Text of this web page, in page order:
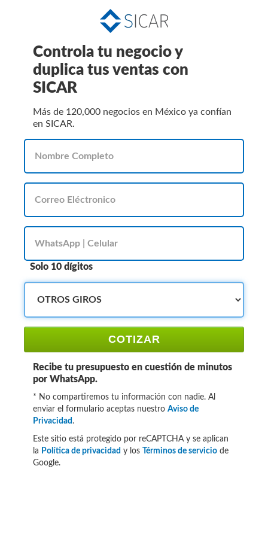
Controla tu negocio y
duplica tus ventas con
SICAR
Más de 120,000 negocios en México ya confían
en SICAR.
Solo 10 dígitos
COTIZAR
Recibe tu presupuesto en cuestión de minutos
por WhatsApp.
* No compartiremos tu información con nadie. Al
enviar el formulario aceptas nuestro Aviso de
Privacidad .
Este sitio está protegido por reCAPTCHA y se aplican
la Política de privacidad y los Términos de servicio de
Google.